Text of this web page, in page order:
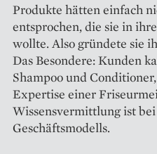
Produkte hätten einfach
entsprochen, die sie in
wollte. Also gründete sie
Das Besondere: Kunden
Shampoo und
Expertise einer
Wissensvermittlung ist
Geschäftsmodells.